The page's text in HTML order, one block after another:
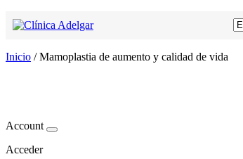
Inicio /Mamoplastia de aumento y calidad de vida
Account
Acceder